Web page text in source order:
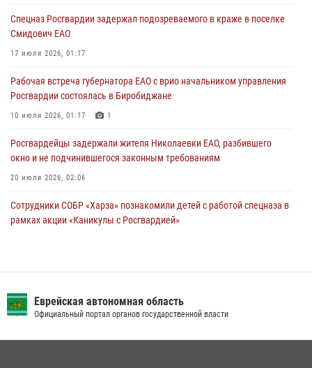
Правила приобретения нарезного оружия изменены: минимальный
стаж владения сокращён до трёх лет
Спецназ Росгвардии задержал подозреваемого в краже в поселке
Смидович ЕАО
17 июля 2026, 01:17
Рабочая встреча губернатора ЕАО с врио начальником управления
Росгвардии состоялась в Биробиджане
10 июля 2026, 01:17 1
Росгвардейцы задержали жителя Николаевки ЕАО, разбившего
окно и не подчинившегося законным требованиям
20 июля 2026, 02:06
Сотрудники СОБР «Харза» познакомили детей с работой спецназа в
рамках акции «Каникулы с Росгвардией»
31 июля 2026, 01:48
Еврейская автономная область
Официальный портал органов государственной власти